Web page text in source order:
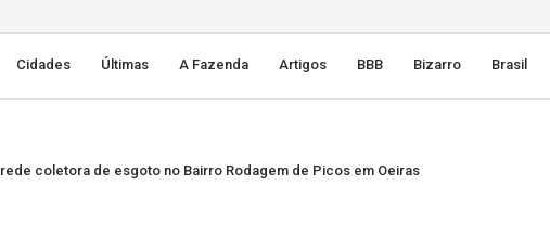
Cidades Últimas A Fazenda Artigos BBB Bizarro Brasil
rede coletora de esgoto no Bairro Rodagem de Picos em Oeiras